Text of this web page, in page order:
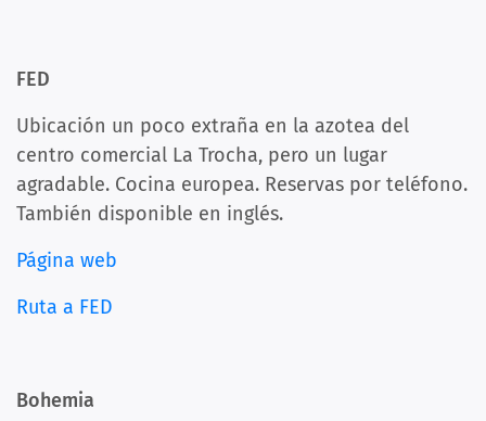
FED
Ubicación un poco extraña en la azotea del
centro comercial La Trocha, pero un lugar
agradable. Cocina europea. Reservas por teléfono.
También disponible en inglés.
Página web
Ruta a FED
Bohemia